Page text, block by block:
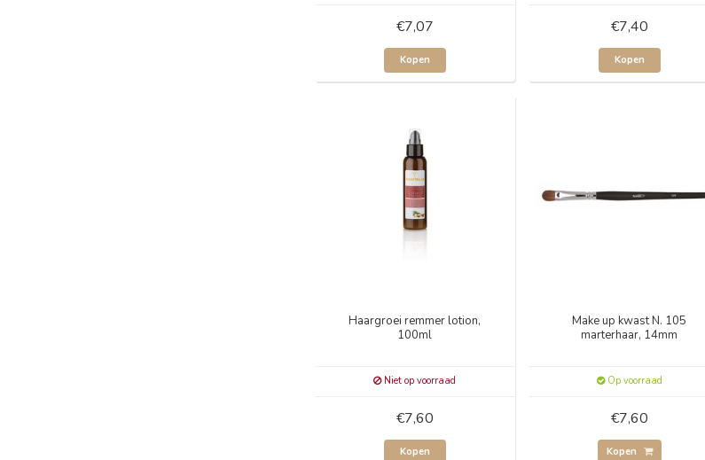
€7,07
Kopen
€7,40
Kopen
Haargroei remmer lotion,
100ml
Niet op voorraad
€7,60
Kopen
Make up kwast N. 105
marterhaar, 14mm
Op voorraad
€7,60
Kopen